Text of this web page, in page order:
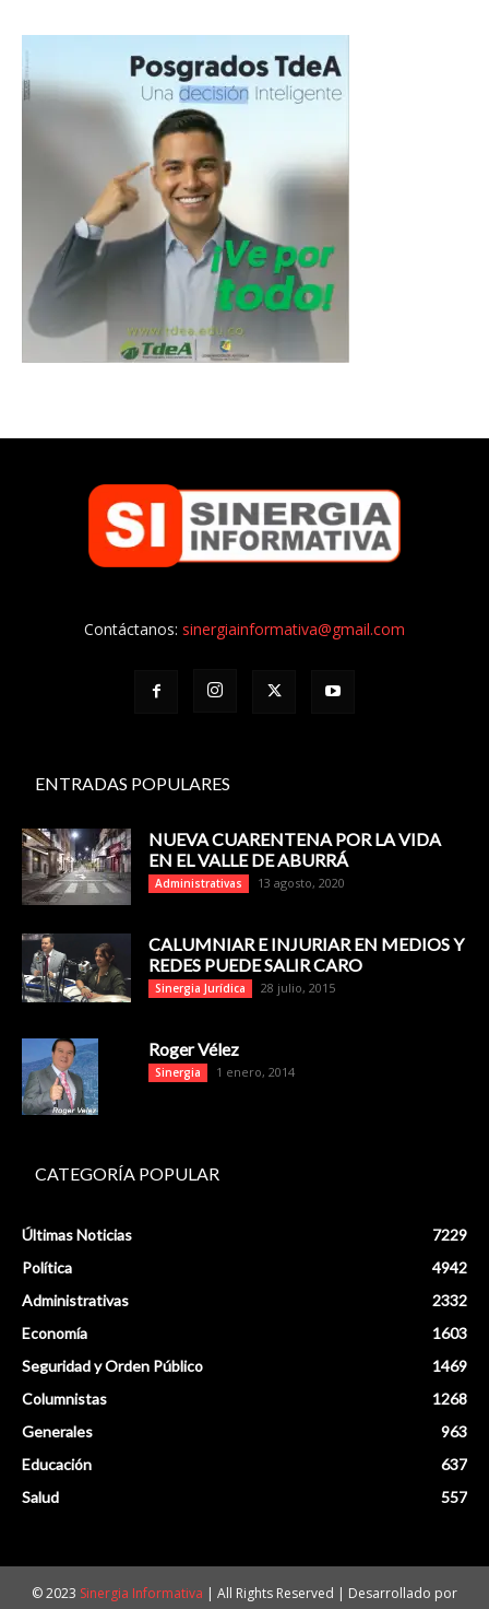
Contáctanos: sinergiainformativa@gmail.com
ENTRADAS POPULARES
NUEVA CUARENTENA POR LA VIDA
EN EL VALLE DE ABURRÁ
Administrativas 13 agosto, 2020
CALUMNIAR E INJURIAR EN MEDIOS Y
REDES PUEDE SALIR CARO
Sinergia Jurídica 28 julio, 2015
Roger Vélez
Sinergia 1 enero, 2014
CATEGORÍA POPULAR
Últimas Noticias
7229
Política
4942
Administrativas
2332
Economía
1603
Seguridad y Orden Público
1469
Columnistas
1268
Generales
963
Educación
637
Salud
557
© 2023 Sinergia Informativa | All Rights Reserved | Desarrollado por